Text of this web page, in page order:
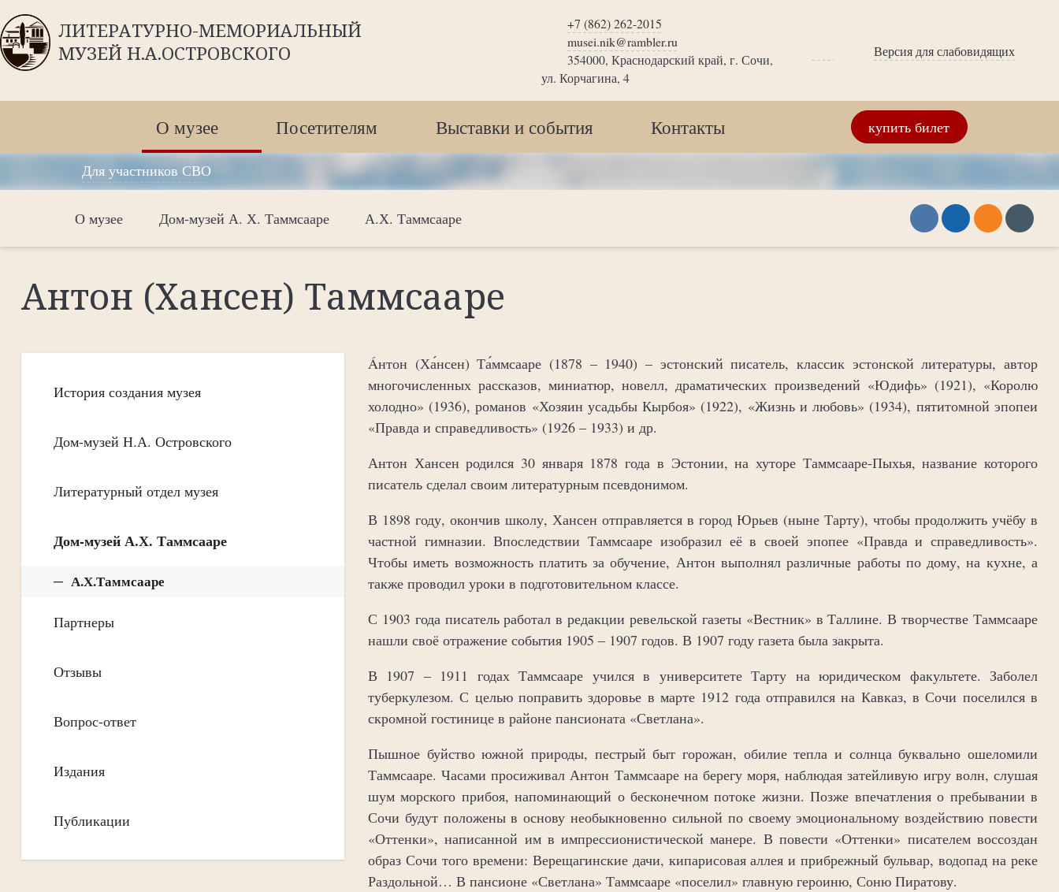
ЛИТЕРАТУРНО-МЕМОРИАЛЬНЫЙ
МУЗЕЙ Н.А.ОСТРОВСКОГО
+7 (862) 262-2015
musei.nik@rambler.ru
354000, Краснодарский край, г. Сочи,
ул. Корчагина, 4
Версия для слабовидящих
О музее Посетителям Выставки и события Контакты купить билет
Для участников СВО
О музее Дом-музей А. Х. Таммсааре А.Х. Таммсааре
Антон (Хансен) Таммсааре
История создания музея
Дом-музей Н.А. Островского
Литературный отдел музея
Дом-музей А.Х. Таммсааре
А.Х.Таммсааре
Партнеры
Отзывы
Вопрос-ответ
Издания
Публикации
Áнтон (Ха́нсен) Та́ммсааре (1878 – 1940) – эстонский писатель, классик эстонской литературы, автор
многочисленных рассказов, миниатюр, новелл, драматических произведений «Юдифь» (1921), «Королю
холодно» (1936), романов «Хозяин усадьбы Кырбоя» (1922), «Жизнь и любовь» (1934), пятитомной эпопеи
«Правда и справедливость» (1926 – 1933) и др.
Антон Хансен родился 30 января 1878 года в Эстонии, на хуторе Таммсааре-Пыхья, название которого
писатель сделал своим литературным псевдонимом.
В 1898 году, окончив школу, Хансен отправляется в город Юрьев (ныне Тарту), чтобы продолжить учёбу в
частной гимназии. Впоследствии Таммсааре изобразил её в своей эпопее «Правда и справедливость».
Чтобы иметь возможность платить за обучение, Антон выполнял различные работы по дому, на кухне, а
также проводил уроки в подготовительном классе.
С 1903 года писатель работал в редакции ревельской газеты «Вестник» в Таллине. В творчестве Таммсааре
нашли своё отражение события 1905 ‒ 1907 годов. В 1907 году газета была закрыта.
В 1907 ‒ 1911 годах Таммсааре учился в университете Тарту на юридическом факультете. Заболел
туберкулезом. С целью поправить здоровье в марте 1912 года отправился на Кавказ, в Сочи поселился в
скромной гостинице в районе пансионата «Светлана».
Пышное буйство южной природы, пестрый быт горожан, обилие тепла и солнца буквально ошеломили
Таммсааре. Часами просиживал Антон Таммсааре на берегу моря, наблюдая затейливую игру волн, слушая
шум морского прибоя, напоминающий о бесконечном потоке жизни. Позже впечатления о пребывании в
Сочи будут положены в основу необыкновенно сильной по своему эмоциональному воздействию повести
«Оттенки», написанной им в импрессионистической манере. В повести «Оттенки» писателем воссоздан
образ Сочи того времени: Верещагинские дачи, кипарисовая аллея и прибрежный бульвар, водопад на реке
Раздольной… В пансионе «Светлана» Таммсааре «поселил» главную героиню, Соню Пиратову.